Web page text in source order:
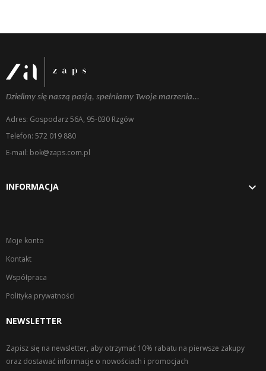
Dzielimy się naszą pasją, spełniamy Twoje marzenia...
Adres: Gospodarz 56A, 95-030 Rzgów
Telefon: 572 019 880
E-mail: bok@zaps.com.pl
INFORMACJA 
Moje konto
Kontakt
Współpraca
Polityka prywatności
NEWSLETTER
Zapisz się na newsletter, aby otrzymać 10% rabatu na pierwsze zakupy
oraz dostawać informacje o nowościach i promocjach